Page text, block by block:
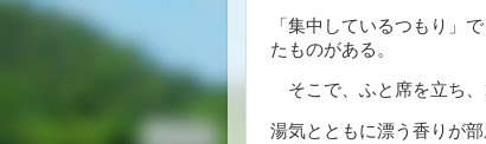
「集中しているつもり」
たものがある。
そこで、ふと席を立ち、
湯気とともに漂う香りが